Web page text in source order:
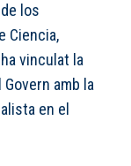
los
Ciencia,
vinculat la
amb la
en el